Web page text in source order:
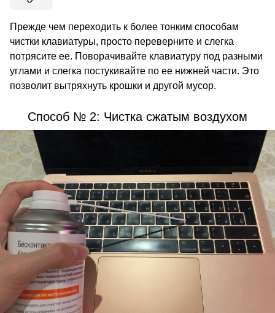
Прежде чем переходить к более тонким способам
чистки клавиатуры, просто переверните и слегка
потрясите ее. Поворачивайте клавиатуру под разными
углами и слегка постукивайте по ее нижней части. Это
позволит вытряхнуть крошки и другой мусор.
Способ № 2: Чистка сжатым воздухом